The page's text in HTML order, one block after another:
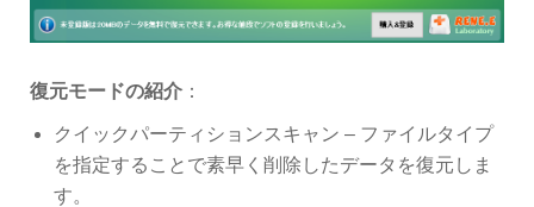
復元モードの紹介 ：
クイックパーティションスキャン – ファイルタイプ
を指定することで素早く削除したデータを復元しま
す。